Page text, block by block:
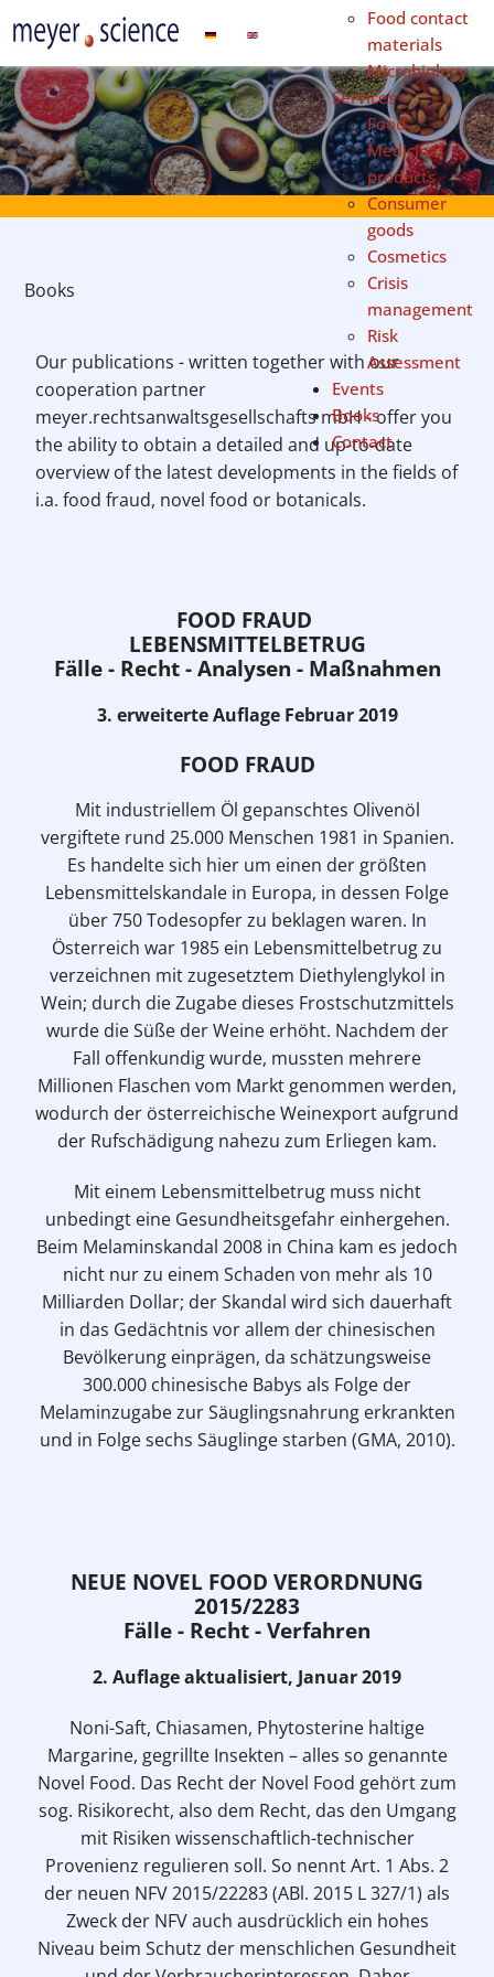
Food contact
materials
Microbiology
Services
Food
Medicinal
products
Consumer
goods
Cosmetics
Crisis
management
Risk
Assessment
Events
Books
Contact
Select your language
Books
Our publications - written together with our
cooperation partner
meyer.rechtsanwaltsgesellschafts mbH - offer you
the ability to obtain a detailed and up-to-date
overview of the latest developments in the fields of
i.a. food fraud, novel food or botanicals.
FOOD FRAUD
LEBENSMITTELBETRUG
Fälle - Recht - Analysen - Maßnahmen
3. erweiterte Auflage Februar 2019
FOOD FRAUD
Mit industriellem Öl gepanschtes Olivenöl
vergiftete rund 25.000 Menschen 1981 in Spanien.
Es handelte sich hier um einen der größten
Lebensmittelskandale in Europa, in dessen Folge
über 750 Todesopfer zu beklagen waren. In
Österreich war 1985 ein Lebensmittelbetrug zu
verzeichnen mit zugesetztem Diethylenglykol in
Wein; durch die Zugabe dieses Frostschutzmittels
wurde die Süße der Weine erhöht. Nachdem der
Fall offenkundig wurde, mussten mehrere
Millionen Flaschen vom Markt genommen werden,
wodurch der österreichische Weinexport aufgrund
der Rufschädigung nahezu zum Erliegen kam.
Mit einem Lebensmittelbetrug muss nicht
unbedingt eine Gesundheitsgefahr einhergehen.
Beim Melaminskandal 2008 in China kam es jedoch
nicht nur zu einem Schaden von mehr als 10
Milliarden Dollar; der Skandal wird sich dauerhaft
in das Gedächtnis vor allem der chinesischen
Bevölkerung einprägen, da schätzungsweise
300.000 chinesische Babys als Folge der
Melaminzugabe zur Säuglingsnahrung erkrankten
und in Folge sechs Säuglinge starben (GMA, 2010).
NEUE NOVEL FOOD VERORDNUNG
2015/2283
Fälle - Recht - Verfahren
2. Auflage aktualisiert, Januar 2019
Noni-Saft, Chiasamen, Phytosterine haltige
Margarine, gegrillte Insekten – alles so genannte
Novel Food. Das Recht der Novel Food gehört zum
sog. Risikorecht, also dem Recht, das den Umgang
mit Risiken wissenschaftlich-technischer
Provenienz regulieren soll. So nennt Art. 1 Abs. 2
der neuen NFV 2015/22283 (ABl. 2015 L 327/1) als
Zweck der NFV auch ausdrücklich ein hohes
Niveau beim Schutz der menschlichen Gesundheit